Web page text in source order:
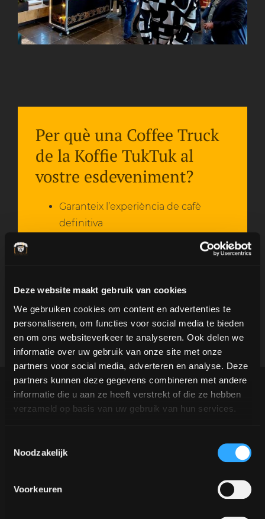
Deze website maakt gebruik van cookies
We gebruiken cookies om content en advertenties te
personaliseren, om functies voor social media te bieden
en om ons websiteverkeer te analyseren. Ook delen we
informatie over uw gebruik van onze site met onze
partners voor social media, adverteren en analyse. Deze
partners kunnen deze gegevens combineren met andere
informatie die u aan ze heeft verstrekt of die ze hebben
verzameld op basis van uw gebruik van hun services.
Noodzakelijk
Voorkeuren
Per què una Coffee Truck
de la Koffie TukTuk al
vostre esdeveniment?
Garanteix l’experiència de cafè
definitiva
de la A a la Z
Sempre un somriure radiant dels
nostres baristes
L'elecció correcta!
Un coffee truck pot semblar luxós, però el
mantenim assequible. Les nostres tarifes són